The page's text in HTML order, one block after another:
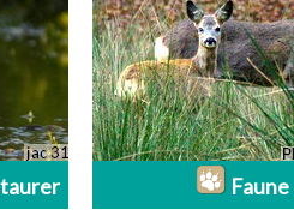
Faune